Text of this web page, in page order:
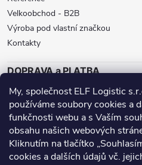
My, společnost ELF Logistic
používáme soubory cookies a
funkčnosti webu a s Vaším
obsahu našich webových
Kliknutím na tlačítko
cookies a dalších údajů vč.
Velkoobchod - B2B
Výroba pod vlastní značkou
Kontakty
DOPRAVA a PLATBA
ZÁSILKOVNA BALÍKOVNA GLS
DPD
Přijímáme online platby